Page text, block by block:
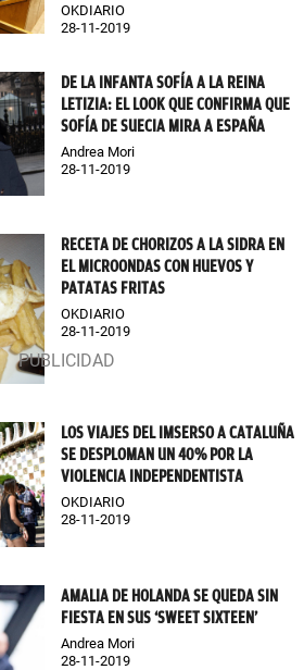
OKDIARIO
28-11-2019
DE LA INFANTA SOFÍA A LA REINA
LETIZIA: EL LOOK QUE CONFIRMA QUE
SOFÍA DE SUECIA MIRA A ESPAÑA
Andrea Mori
28-11-2019
RECETA DE CHORIZOS A LA SIDRA EN
EL MICROONDAS CON HUEVOS Y
PATATAS FRITAS
OKDIARIO
28-11-2019
LOS VIAJES DEL IMSERSO A CATALUÑA
SE DESPLOMAN UN 40% POR LA
VIOLENCIA INDEPENDENTISTA
OKDIARIO
28-11-2019
AMALIA DE HOLANDA SE QUEDA SIN
FIESTA EN SUS ‘SWEET SIXTEEN’
Andrea Mori
28-11-2019